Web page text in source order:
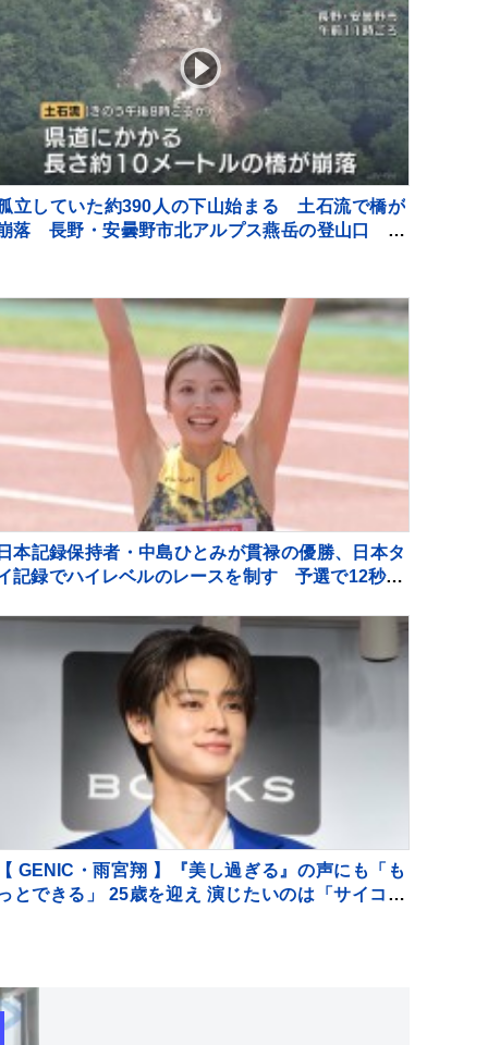
立していた約390人の下山始まる 土石流で橋が
落 長野・安曇野市北アルプス燕岳の登山口 土
日本記録保持者・中島ひとみが貫禄の優勝、日本タ
記録でハイレベルのレースを制す 予選で12秒62
ル】
【 GENIC・雨宮翔 】『美し過ぎる』の声にも「も
できる」 25歳を迎え 演じたいのは「サイコパ